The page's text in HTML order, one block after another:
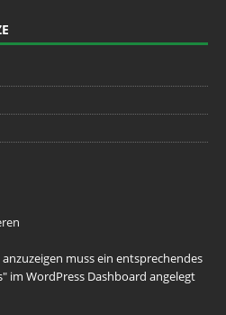
muss ein entsprechendes
im WordPress Dashboard angelegt